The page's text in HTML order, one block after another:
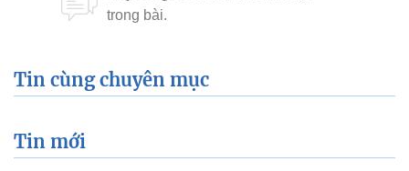
Tin cùng chuyên mục
Tin mới